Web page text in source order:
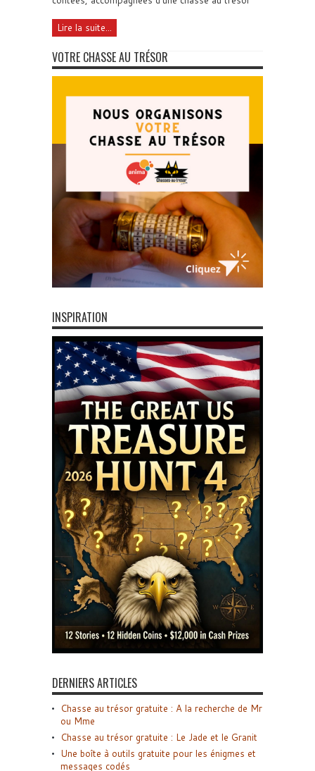
Lire la suite...
VOTRE CHASSE AU TRÉSOR
INSPIRATION
DERNIERS ARTICLES
Chasse au trésor gratuite : A la recherche de Mr
ou Mme
Chasse au trésor gratuite : Le Jade et le Granit
Une boîte à outils gratuite pour les énigmes et
messages codés